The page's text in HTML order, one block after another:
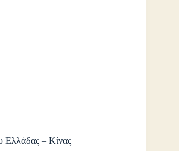
Ελλάδας – Κίνας